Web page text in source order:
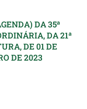
DA 35ª
DA 21ª
DE 01 DE
DE 2023